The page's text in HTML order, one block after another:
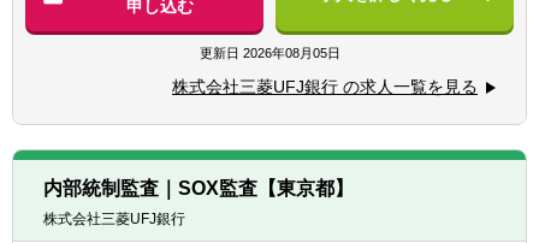
部監査人（CIA）資格を保有または同等の知
見のある方
■金融機関でのコンプライアンス、リスク管
理（含むリスク計量モデル）関連業務の実務
（TOEIC730点以上）
申し込む
更新日 2026年08月05日
株式会社三菱UFJ銀行 の求人一覧を見る
内部統制監査｜SOX監査【東京都】
株式会社三菱UFJ銀行